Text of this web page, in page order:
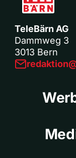
TeleBärn AG
Dammweg 3
3013 Bern